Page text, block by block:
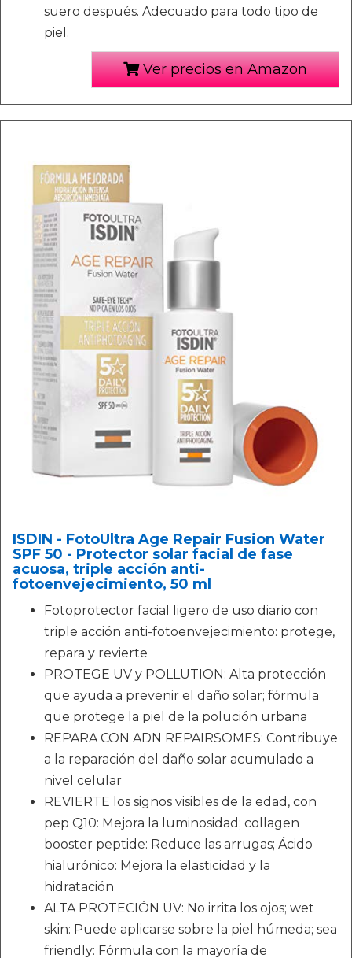
suero después. Adecuado para todo tipo de
piel.
Ver precios en Amazon
ISDIN - FotoUltra Age Repair Fusion Water
SPF 50 - Protector solar facial de fase
acuosa, triple acción anti-
fotoenvejecimiento, 50 ml
Fotoprotector facial ligero de uso diario con
triple acción anti-fotoenvejecimiento: protege,
repara y revierte
PROTEGE UV y POLLUTION: Alta protección
que ayuda a prevenir el daño solar; fórmula
que protege la piel de la polución urbana
REPARA CON ADN REPAIRSOMES: Contribuye
a la reparación del daño solar acumulado a
nivel celular
REVIERTE los signos visibles de la edad, con
pep Q10: Mejora la luminosidad; collagen
booster peptide: Reduce las arrugas; Ácido
hialurónico: Mejora la elasticidad y la
hidratación
ALTA PROTECIÓN UV: No irrita los ojos; wet
skin: Puede aplicarse sobre la piel húmeda; sea
friendly: Fórmula con la mayoría de